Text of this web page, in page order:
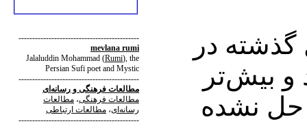
--------------------------------------------
mevlana rumi
Jalaluddin Mohammad (Rumi), the
Persian Sufi poet and Mystic
--------------------------------------------
مطالعات فرهنگی و رسانه‌ای
مطالعات فرهنگی، مطالعات
رسانه‌ای، مطالعات ارتباطی
--------------------------------------------
در 9 سال گذشته در
بیش‌تر
حل نشده